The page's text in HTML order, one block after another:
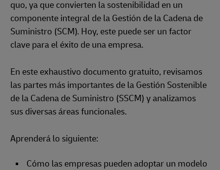
quo, ya que convierten la sostenibilidad en un
componente integral de la Gestión de la Cadena de
Suministro (SCM). Hoy, este puede ser un factor
clave para el éxito de una empresa.
En este exhaustivo documento gratuito, revisamos
las partes más importantes de la Gestión Sostenible
de la Cadena de Suministro (SSCM) y analizamos
sus diversas áreas funcionales.
Aprenderá lo siguiente:
Cómo las empresas pueden adoptar un modelo